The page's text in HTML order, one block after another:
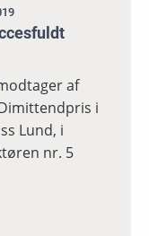
af
i
Lund, i
nr. 5